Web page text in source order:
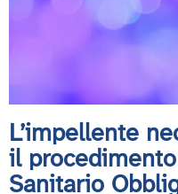
L’impellente
il
Sanitario